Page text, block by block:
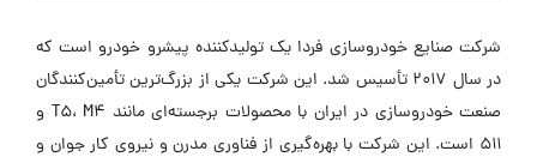
شرکت صنایع خودروسازی فردا یک تولیدکننده پیشرو خودرو است که
در سال ۲۰۱۷ تأسیس شد. این شرکت یکی از بزرگ‌ترین تأمین‌کنندگان
صنعت خودروسازی در ایران با محصولات برجسته‌ای مانند T5، M4 و
۵۱۱ است. این شرکت با بهره‌گیری از فناوری مدرن و نیروی کار جوان و